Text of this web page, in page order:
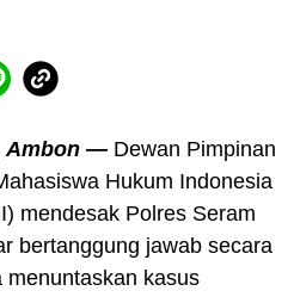
Ambon — Dewan Pimpinan
Hukum Indonesia
mendesak Polres Seram
bertanggung jawab secara
menuntaskan kasus